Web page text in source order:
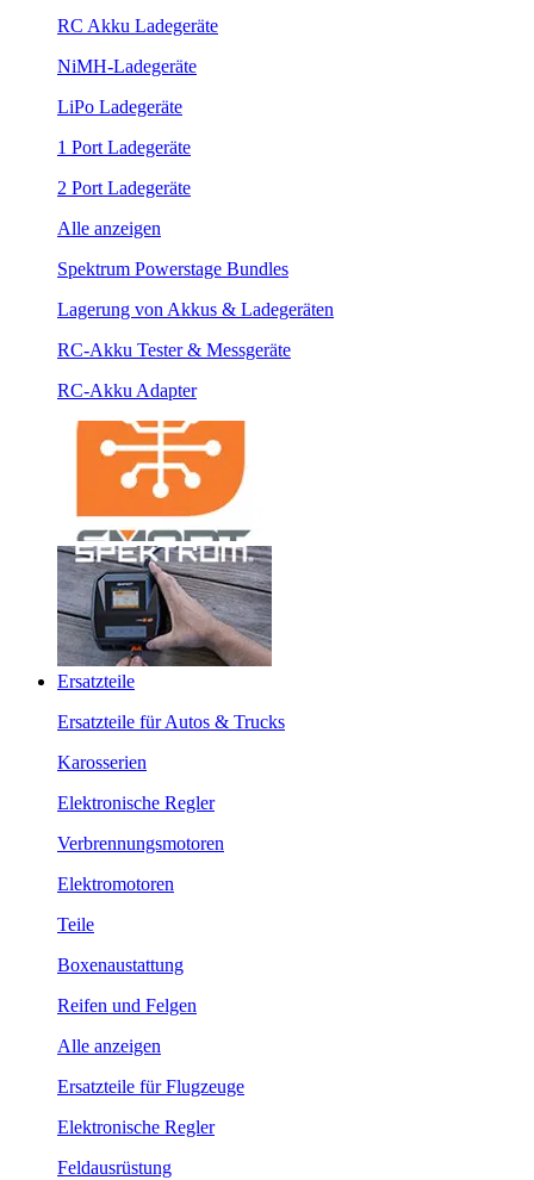
RC Akku Ladegeräte
NiMH-Ladegeräte
LiPo Ladegeräte
1 Port Ladegeräte
2 Port Ladegeräte
Alle anzeigen
Spektrum Powerstage Bundles
Lagerung von Akkus & Ladegeräten
RC-Akku Tester & Messgeräte
RC-Akku Adapter
Ersatzteile
Ersatzteile für Autos & Trucks
Karosserien
Elektronische Regler
Verbrennungsmotoren
Elektromotoren
Teile
Boxenaustattung
Reifen und Felgen
Alle anzeigen
Ersatzteile für Flugzeuge
Elektronische Regler
Feldausrüstung